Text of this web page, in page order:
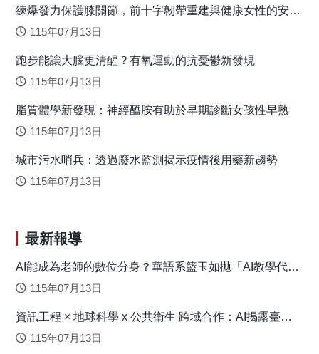
於健身運動與認知功能議題十分有興趣，往後便積極對該主
題展開了系列性的探究，並創新將「認知神經科學」納入，
腦」的實證開發「健身運動處方（Exercise
Prescription）」。 新型態的健腦健身運動：來自臺灣的科
身運動得以強健大腦認知功能，但要大眾一開始即承諾長期
參與，實是不易，因此尋找其他更簡易的健身運動形式就顯
角進行整合發現，單次健身運動（科學上稱為急性健身運
動，Acute Exercise）即可增進認知功能。具體來說，無論在
到新型態的運動形式，不讓大家找到不運動的藉口！該篇發
表於《大腦研究（Brain Research）》的學術研究受到學界的
重視，迄今已被國際社群引用上千次，更收錄於由美國聯邦
政府主導極具權威之《身體活動指導方針諮詢委員會科學報
題提供科學實證的依據。 在「美國國民身體活動指引方
針」首次提出急性健身運動可促進認知功能後，張育愷研究
練爆發力保護膝關節，前十字韌帶重建與健康女性的安全
落地關鍵
115年07月13日
跑步能讓大腦更清醒？有氧運動的抗憂鬱新發現
115年07月13日
脂質體學新發現：神經醯胺有助於早期診斷女孩性早熟
115年07月13日
城市污水哨兵：透過廢水監測揭示疫情後用藥新趨勢
115年07月13日
最新報導
AI能成為老師的數位分身？華語系籃玉如拋「AI教學代理
人」新模式
115年07月13日
資訊工程 × 地球科學 x 公共衛生 跨域合作：AI揭露臺灣
心血管疾病高風險環境型態
115年07月13日